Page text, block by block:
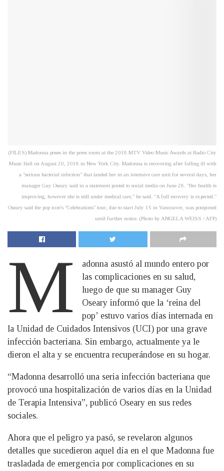
(FILES) Madonna poses in the press room at the 2018 MTV Video Music Awards at Radio City
Music Hall on August 20, 2018 in New York City. Madonna is recovering after falling ill with
a "serious bacterial infection" that landed her in an intensive care unit for several days, her
manager Guy Oseary said in a statement posted to social media on June 28. "Her health is
improving, however she is still under medical care," he said. "A full recovery is expected."
Oseary said the pop icon's "Celebrations" tour, due to start July 15 in Vancouver, was postponed
until further notice. (Photo by ANGELA WEISS / AFP)
M
adonna asustó al mundo entero por
las complicaciones en su salud,
luego de que su manager Guy
Oseary informó que la ‘reina del
pop’ estuvo varios días internada en
la Unidad de Cuidados Intensivos (UCI) por una grave
infección bacteriana. Sin embargo, actualmente ya le
dieron el alta y se encuentra recuperándose en su hogar.
“Madonna desarrolló una seria infección bacteriana que
provocó una hospitalización de varios días en la Unidad
de Terapia Intensiva”, publicó Oseary en sus redes
sociales.
Ahora que el peligro ya pasó, se revelaron algunos
detalles que sucedieron aquel día en el que Madonna fue
trasladada de emergencia por complicaciones en su